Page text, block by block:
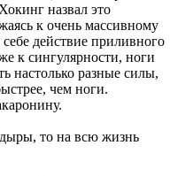
назвал это
к очень массивному
действие приливного
к сингулярности, ноги
настолько разные силы,
чем ноги.
то на всю жизнь